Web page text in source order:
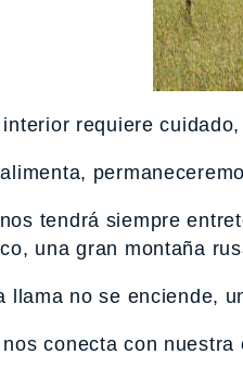
requiere
tendrá siempre
una gran montaña
llama no se enciende,
conecta con